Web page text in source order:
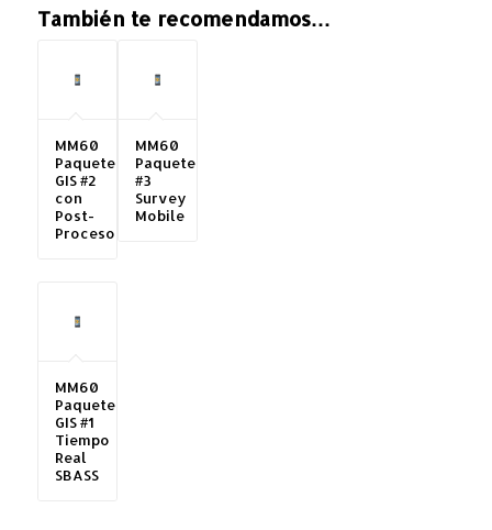
También te recomendamos…
MM60
Paquete
GIS #2
con
Post-
Proceso
MM60
Paquete
#3
Survey
Mobile
MM60
Paquete
GIS #1
Tiempo
Real
SBASS